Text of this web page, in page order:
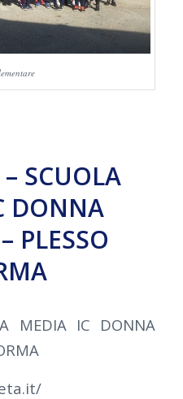
SCUOLA
DONNA
PLESSO
MEDIA IC DONNA